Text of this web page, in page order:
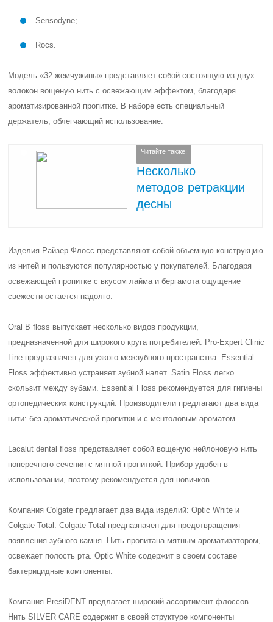
Sensodyne;
Rocs.
Модель «32 жемчужины» представляет собой состоящую из двух
волокон вощеную нить с освежающим эффектом, благодаря
ароматизированной пропитке. В наборе есть специальный
держатель, облегчающий использование.
Читайте также:
Несколько
методов ретракции
десны
Изделия Райзер Флосс представляют собой объемную конструкцию
из нитей и пользуются популярностью у покупателей. Благодаря
освежающей пропитке с вкусом лайма и бергамота ощущение
свежести остается надолго.
Oral B floss выпускает несколько видов продукции,
предназначенной для широкого круга потребителей. Pro-Expert Clinic
Line предназначен для узкого межзубного пространства. Essential
Floss эффективно устраняет зубной налет. Satin Floss легко
скользит между зубами. Essential Floss рекомендуется для гигиены
ортопедических конструкций. Производители предлагают два вида
нити: без ароматической пропитки и с ментоловым ароматом.
Lacalut dental floss представляет собой вощеную нейлоновую нить
поперечного сечения с мятной пропиткой. Прибор удобен в
использовании, поэтому рекомендуется для новичков.
Компания Colgate предлагает два вида изделий: Optic White и
Colgate Total. Colgate Total предназначен для предотвращения
появления зубного камня. Нить пропитана мятным ароматизатором,
освежает полость рта. Optic White содержит в своем составе
бактерицидные компоненты.
Компания PresiDENT предлагает широкий ассортимент флоссов.
Нить SILVER CARE содержит в своей структуре компоненты